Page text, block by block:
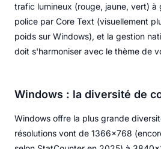
trafic lumineux (rouge, jaune, vert) à
police par Core Text (visuellement
poids sur Windows), et la gestion
doit s'harmoniser avec le thème de
Windows : la diversité de
Windows offre la plus grande
résolutions vont de 1366x768